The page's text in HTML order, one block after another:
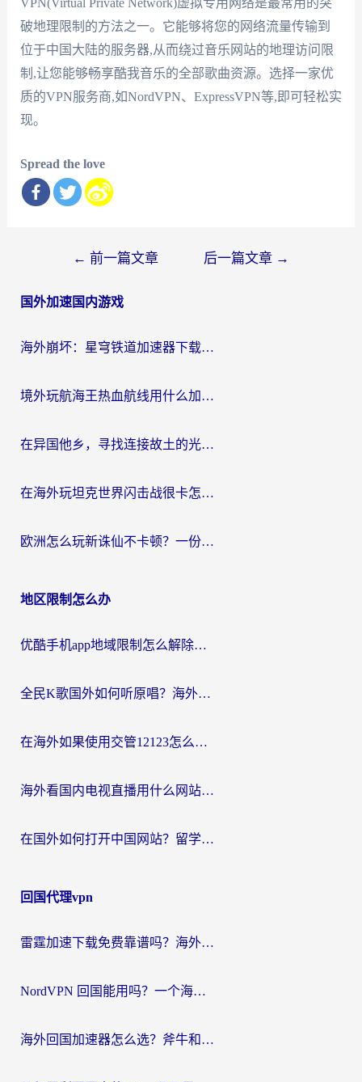
破地理限制的方法之一。它能够将您的网络流量传输到
位于中国大陆的服务器,从而绕过音乐网站的地理访问限
制,让您能够畅享酷我音乐的全部歌曲资源。选择一家优
质的VPN服务商,如NordVPN、ExpressVPN等,即可轻松实
现。
Spread the love
导
← 前一篇文章 后一篇文章 →
国外加速国内游戏
海外崩坏：星穹铁道加速器下载安装：一份给游子的终极网络指南
境外玩航海王热血航线用什么加速器？2026海外玩家实测最优方案（附欧洲问道堡垒前线加速技巧）
在异国他乡，寻找连接故土的光明大陆免费加速器
在海外玩坦克世界闪击战很卡怎么办？老玩家亲测有效的加速器选择指南
欧洲怎么玩新诛仙不卡顿？一份给海外游子的国服游戏畅玩指南
地区限制怎么办
优酷手机app地域限制怎么解除？海外党亲测有效的追剧方案
全民K歌国外如何听原唱？海外党亲测有效的回国加速器选择指南
在海外如果使用交管12123怎么处理？留学生亲测有效的回国加速方案
海外看国内电视直播用什么网站比较好？一篇解决你所有追剧难题的实用指南
在国外如何打开中国网站？留学生与海外华人的无缝访问指南
回国代理vpn
雷霆加速下载免费靠谱吗？海外党选回国加速器的避坑指南（附热门工具对比）
NordVPN 回国能用吗？一个海外用户必须面对的真实困境
海外回国加速器怎么选？斧牛和海龟哪个好？一篇帮你避开坑的实用指南